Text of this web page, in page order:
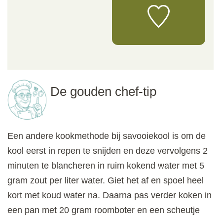
De gouden chef-tip
Een andere kookmethode bij savooiekool is om de
kool eerst in repen te snijden en deze vervolgens 2
minuten te blancheren in ruim kokend water met 5
gram zout per liter water. Giet het af en spoel heel
kort met koud water na. Daarna pas verder koken in
een pan met 20 gram roomboter en een scheutje